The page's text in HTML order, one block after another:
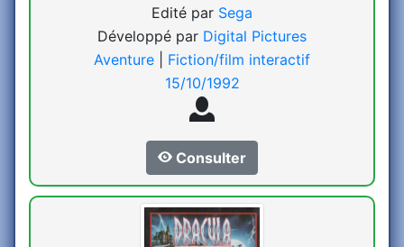
Edité par Sega
Développé par Digital Pictures
Aventure
Fiction/film interactif
15/10/1992
Consulter